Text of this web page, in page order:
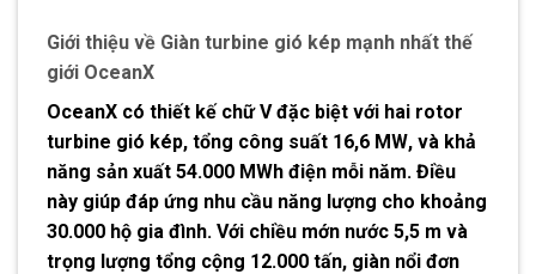
Giới thiệu về Giàn turbine gió kép mạnh nhất thế
giới OceanX
OceanX có thiết kế chữ V đặc biệt với hai rotor
turbine gió kép, tổng công suất 16,6 MW, và khả
năng sản xuất 54.000 MWh điện mỗi năm. Điều
này giúp đáp ứng nhu cầu năng lượng cho khoảng
30.000 hộ gia đình. Với chiều mớn nước 5,5 m và
trọng lượng tổng cộng 12.000 tấn, giàn nổi đơn